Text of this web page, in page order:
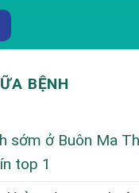
BỆNH
sớm ở Buôn Ma
top 1